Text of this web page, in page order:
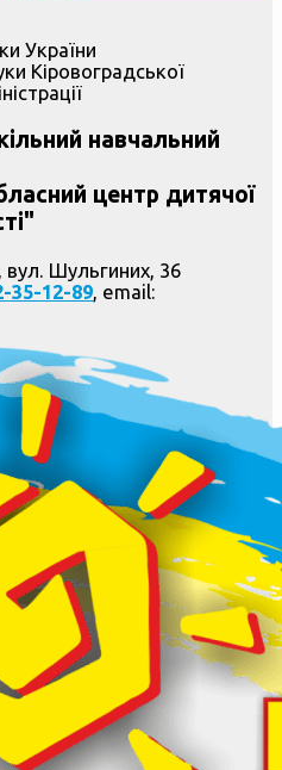
України
Кіровоградської
навчальний
центр дитячої
вул. Шульгиних, 36
35-12-89, email: